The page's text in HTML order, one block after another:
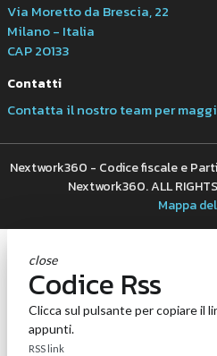
Via Moretto da Brescia, 22
Milano - Italia
CAP 20133
Contatti
Contatta il nostro team per
Nextwork360 - Codice fiscale e
Nextwork360. ALL RIGHTS
Mappa
close
Codice Rss
Clicca sul pulsante per copiare il
appunti.
RSS link